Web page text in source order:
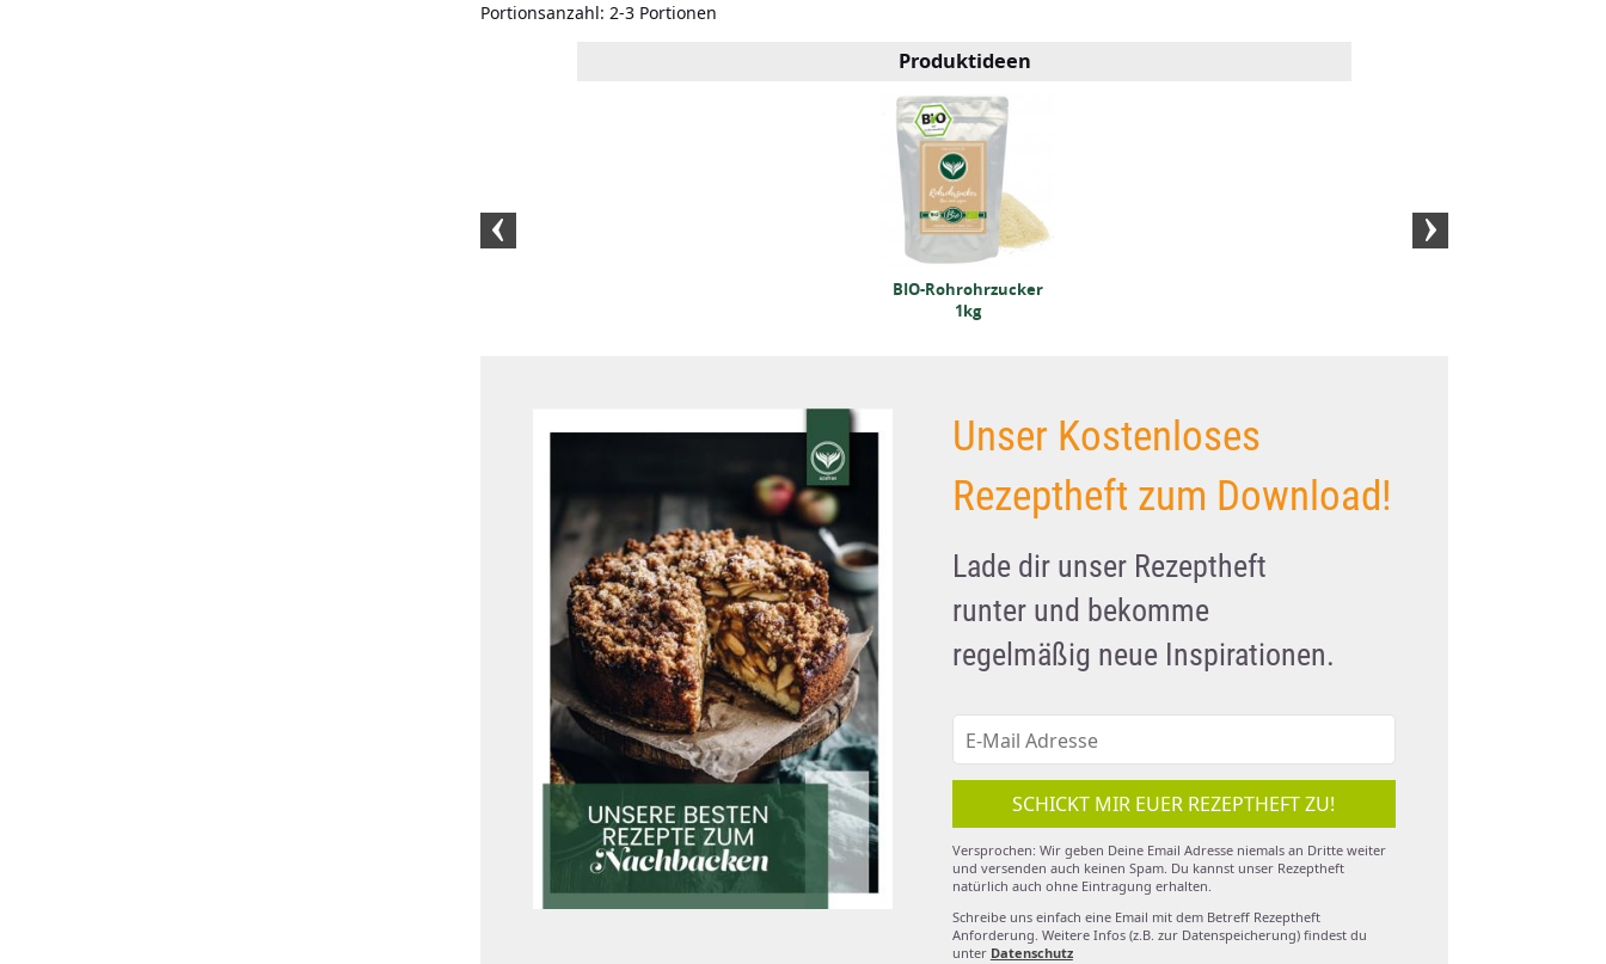
Portionsanzahl: 2-3 Portionen
Produktideen
BIO-Rohrohrzucker
1kg
BIO-Rohrohrzucker
1kg
Unser Kostenloses
Rezeptheft zum Download!
Lade dir unser Rezeptheft
runter und bekomme
regelmäßig neue Inspirationen.
SCHICKT MIR EUER REZEPTHEFT ZU!
Versprochen: Wir geben Deine Email Adresse niemals an Dritte weiter
und versenden auch keinen Spam. Du kannst unser Rezeptheft
natürlich auch ohne Eintragung erhalten.
Schreibe uns einfach eine Email mit dem Betreff Rezeptheft
Anforderung. Weitere Infos (z.B. zur Datenspeicherung) findest du
unter Datenschutz